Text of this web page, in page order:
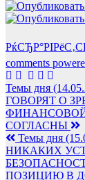
comments
по
записям
Темы дня
ГОВОРЯТ О
ФИНАНСОВОЙ
СОГЛАСНЫ
Темы дня
НИКАКИХ
ПОЗИЦИЮ В